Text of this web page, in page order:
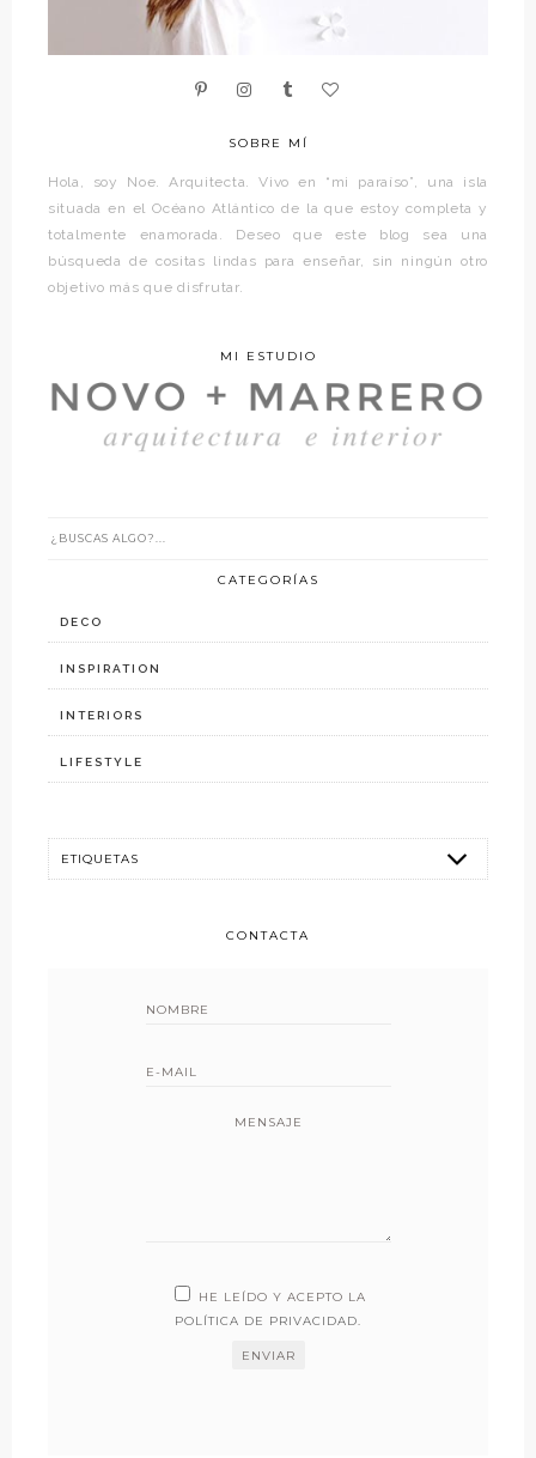
SOBRE MÍ
Hola, soy Noe. Arquitecta. Vivo en “mi paraíso”, una isla
situada en el Océano Atlántico de la que estoy completa y
totalmente enamorada. Deseo que este blog sea una
búsqueda de cositas lindas para enseñar, sin ningún otro
objetivo más que disfrutar.
MI ESTUDIO
CATEGORÍAS
DECO
INSPIRATION
INTERIORS
LIFESTYLE
CONTACTA
MENSAJE
HE LEÍDO Y ACEPTO LA
POLÍTICA DE PRIVACIDAD.